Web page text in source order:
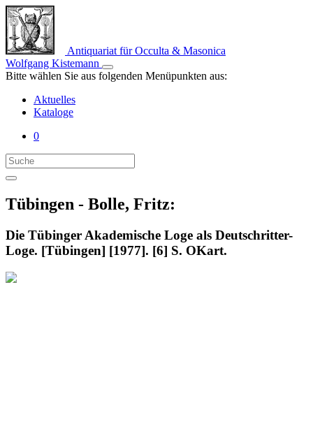
Antiquariat für Occulta & Masonica
Wolfgang Kistemann
Bitte wählen Sie aus folgenden Menüpunkten aus:
Aktuelles
Kataloge
0
Tübingen - Bolle, Fritz:
Die Tübinger Akademische Loge als Deutschritter-
Loge. [Tübingen] [1977]. [6] S. OKart.